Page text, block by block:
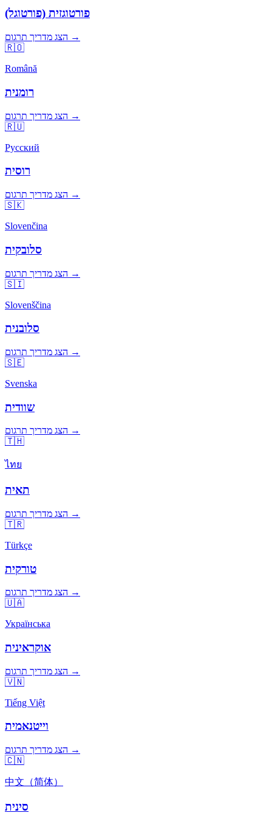
פורטוגזית (פורטוגל)
הצג מדריך תרגום →
🇷🇴
Română
רומנית
הצג מדריך תרגום →
🇷🇺
Русский
רוסית
הצג מדריך תרגום →
🇸🇰
Slovenčina
סלובקית
הצג מדריך תרגום →
🇸🇮
Slovenščina
סלובנית
הצג מדריך תרגום →
🇸🇪
Svenska
שוודית
הצג מדריך תרגום →
🇹🇭
ไทย
תאית
הצג מדריך תרגום →
🇹🇷
Türkçe
טורקית
הצג מדריך תרגום →
🇺🇦
Українська
אוקראינית
הצג מדריך תרגום →
🇻🇳
Tiếng Việt
וייטנאמית
הצג מדריך תרגום →
🇨🇳
中文（简体）
סינית